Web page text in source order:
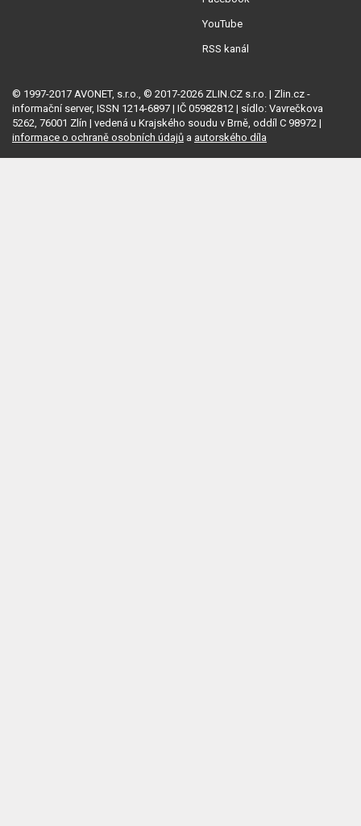
YouTube
RSS kanál
© 1997-2017 AVONET, s.r.o., © 2017-2026 ZLIN.CZ s.r.o. | Zlin.cz -
informační server, ISSN 1214-6897 | IČ 05982812 | sídlo: Vavrečkova
5262, 76001 Zlín | vedená u Krajského soudu v Brně, oddíl C 98972 |
informace o ochraně osobních údajů a autorského díla